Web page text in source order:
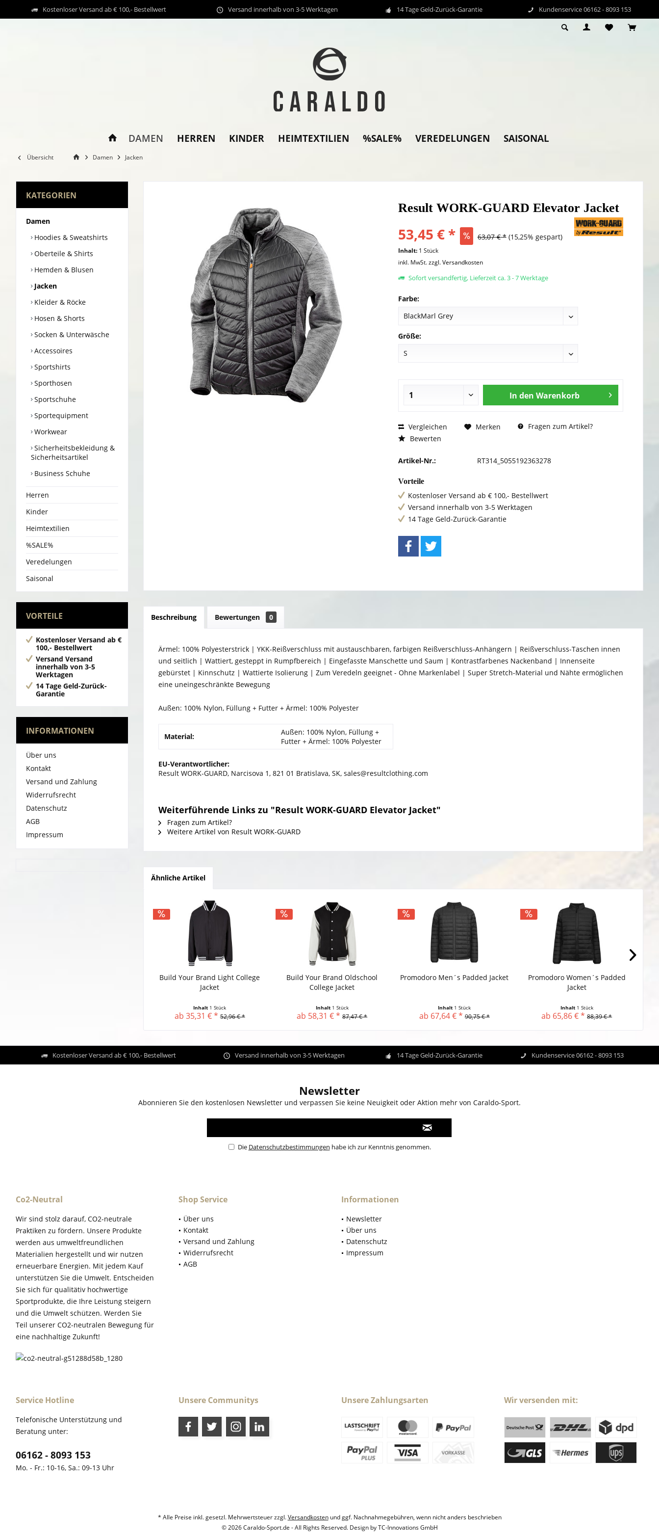
Kostenloser Versand ab € 100,- Bestellwert Versand innerhalb von 3-5 Werktagen 14 Tage Geld-Zurück-Garantie Kundenservice 06162 - 8093 153
DAMEN HERREN KINDER HEIMTEXTILIEN %SALE% VEREDELUNGEN SAISONAL
Übersicht Damen Jacken
KATEGORIEN
Damen
Hoodies & Sweatshirts
Oberteile & Shirts
Hemden & Blusen
Jacken
Kleider & Röcke
Hosen & Shorts
Socken & Unterwäsche
Accessoires
Sportshirts
Sporthosen
Sportschuhe
Sportequipment
Workwear
Sicherheitsbekleidung &
Sicherheitsartikel
Business Schuhe
Herren
Kinder
Heimtextilien
%SALE%
Veredelungen
Saisonal
VORTEILE
Kostenloser Versand ab €
100,- Bestellwert
Versand Versand
innerhalb von 3-5
Werktagen
14 Tage Geld-Zurück-
Garantie
INFORMATIONEN
Über uns
Kontakt
Versand und Zahlung
Widerrufsrecht
Datenschutz
AGB
Impressum
Result WORK-GUARD Elevator Jacket
53,45 € * 63,07 € * (15,25% gespart)
Inhalt: 1 Stück
inkl. MwSt.zzgl. Versandkosten
Sofort versandfertig, Lieferzeit ca. 3 - 7 Werktage
Farbe:
Größe:
In den Warenkorb
Vergleichen Merken
Fragen zum Artikel?
Bewerten
Artikel-Nr.: RT314_5055192363278
Vorteile
Kostenloser Versand ab € 100,- Bestellwert
Versand innerhalb von 3-5 Werktagen
14 Tage Geld-Zurück-Garantie
Beschreibung Bewertungen 0
Ärmel: 100% Polyesterstrick | YKK-Reißverschluss mit austauschbaren, farbigen Reißverschluss-Anhängern | Reißverschluss-Taschen innen
und seitlich | Wattiert, gesteppt in Rumpfbereich | Eingefasste Manschette und Saum | Kontrastfarbenes Nackenband | Innenseite
gebürstet | Kinnschutz | Wattierte Isolierung | Zum Veredeln geeignet - Ohne Markenlabel | Super Stretch-Material und Nähte ermöglichen
eine uneingeschränkte Bewegung
Außen: 100% Nylon, Füllung + Futter + Ärmel: 100% Polyester
Material:
Außen: 100% Nylon, Füllung +
Futter + Ärmel: 100% Polyester
EU-Verantwortlicher:
Result WORK-GUARD, Narcisova 1, 821 01 Bratislava, SK, sales@resultclothing.com
Weiterführende Links zu "Result WORK-GUARD Elevator Jacket"
Fragen zum Artikel?
Weitere Artikel von Result WORK-GUARD
Ähnliche Artikel
Build Your Brand Light College
Jacket
Inhalt 1 Stück
ab 35,31 € * 52,96 € *
Build Your Brand Oldschool
College Jacket
Inhalt 1 Stück
ab 58,31 € * 87,47 € *
Promodoro Men´s Padded Jacket
Inhalt 1 Stück
ab 67,64 € * 90,75 € *
Promodoro Women´s Padded
Jacket
Inhalt 1 Stück
ab 65,86 € * 88,39 € *
Kostenloser Versand ab € 100,- Bestellwert Versand innerhalb von 3-5 Werktagen 14 Tage Geld-Zurück-Garantie Kundenservice 06162 - 8093 153
Newsletter
Abonnieren Sie den kostenlosen Newsletter und verpassen Sie keine Neuigkeit oder Aktion mehr von Caraldo-Sport.
Die Datenschutzbestimmungen habe ich zur Kenntnis genommen.
Co2-Neutral
Wir sind stolz darauf, CO2-neutrale
Praktiken zu fördern. Unsere Produkte
werden aus umweltfreundlichen
Materialien hergestellt und wir nutzen
erneuerbare Energien. Mit jedem Kauf
unterstützen Sie die Umwelt. Entscheiden
Sie sich für qualitätiv hochwertige
Sportprodukte, die Ihre Leistung steigern
und die Umwelt schützen. Werden Sie
Teil unserer CO2-neutralen Bewegung für
eine nachhaltige Zukunft!
Shop Service
Über uns
Kontakt
Versand und Zahlung
Widerrufsrecht
AGB
Informationen
Newsletter
Über uns
Datenschutz
Impressum
Service Hotline
Telefonische Unterstützung und
Beratung unter:
06162 - 8093 153
Mo. - Fr.: 10-16, Sa.: 09-13 Uhr
Unsere Communitys Unsere Zahlungsarten Wir versenden mit:
* Alle Preise inkl. gesetzl. Mehrwertsteuer zzgl.Versandkostenund ggf. Nachnahmegebühren, wenn nicht anders beschrieben
© 2026 Caraldo-Sport.de - All Rights Reserved. Design byTC-Innovations GmbH